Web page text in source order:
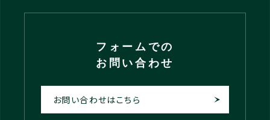
フォームでの
お問い合わせ
お問い合わせはこちら